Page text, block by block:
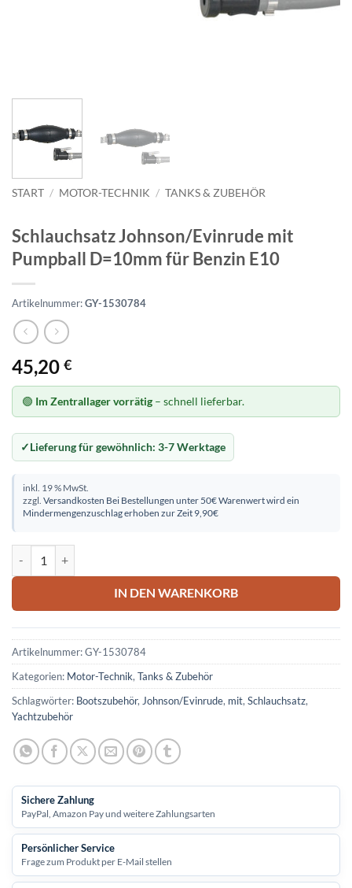
START / MOTOR-TECHNIK / TANKS & ZUBEHÖR
Schlauchsatz Johnson/Evinrude mit
Pumpball D=10mm für Benzin E10
Artikelnummer:GY-1530784
45,20 €
🟢 Im Zentrallager vorrätig – schnell lieferbar.
Lieferung für gewöhnlich: 3-7 Werktage
inkl. 19 % MwSt.
zzgl. Versandkosten Bei Bestellungen unter 50€ Warenwert wird ein
Mindermengenzuschlag erhoben zur Zeit 9,90€
IN DEN WARENKORB
Artikelnummer:GY-1530784
Kategorien: Motor-Technik, Tanks & Zubehör
Schlagwörter: Bootszubehör, Johnson/Evinrude, mit, Schlauchsatz,
Yachtzubehör
Sichere Zahlung
PayPal, Amazon Pay und weitere Zahlungsarten
Persönlicher Service
Frage zum Produkt per E-Mail stellen